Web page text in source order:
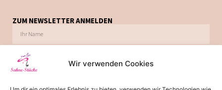
Wir verwenden Cookies
ZUM NEWSLETTER ANMELDEN